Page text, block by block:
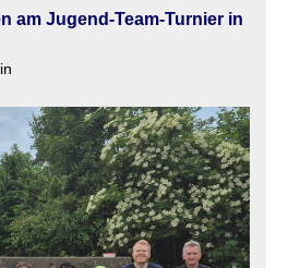
am Jugend-Team-Turnier in